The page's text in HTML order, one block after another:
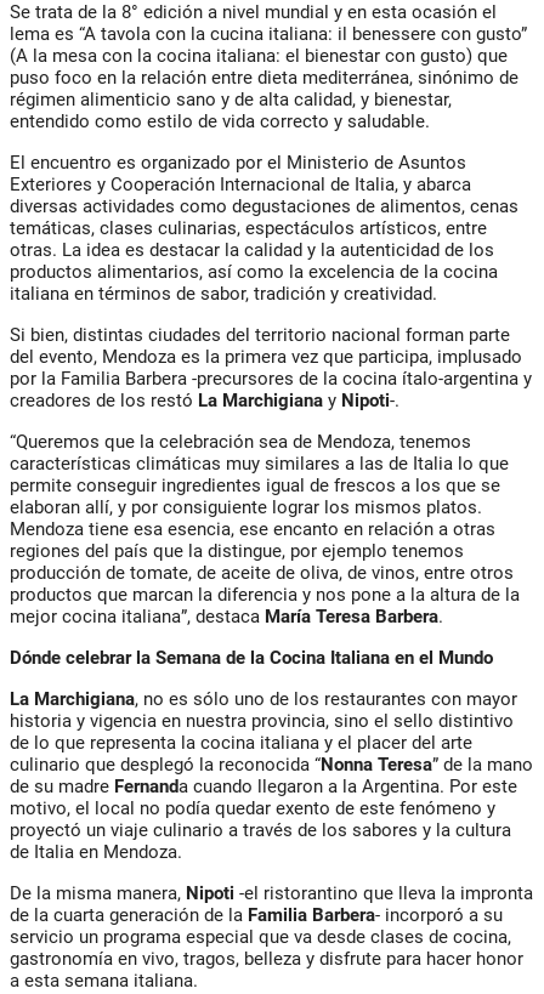
Se trata de la 8° edición a nivel mundial y en esta ocasión el
lema es “A tavola con la cucina italiana: il benessere con gusto”
(A la mesa con la cocina italiana: el bienestar con gusto) que
puso foco en la relación entre dieta mediterránea, sinónimo de
régimen alimenticio sano y de alta calidad, y bienestar,
entendido como estilo de vida correcto y saludable.
El encuentro es organizado por el Ministerio de Asuntos
Exteriores y Cooperación Internacional de Italia, y abarca
diversas actividades como degustaciones de alimentos, cenas
temáticas, clases culinarias, espectáculos artísticos, entre
otras. La idea es destacar la calidad y la autenticidad de los
productos alimentarios, así como la excelencia de la cocina
italiana en términos de sabor, tradición y creatividad.
Si bien, distintas ciudades del territorio nacional forman parte
del evento, Mendoza es la primera vez que participa, implusado
por la Familia Barbera -precursores de la cocina ítalo-argentina y
creadores de los restó La Marchigiana y Nipoti-.
“Queremos que la celebración sea de Mendoza, tenemos
características climáticas muy similares a las de Italia lo que
permite conseguir ingredientes igual de frescos a los que se
elaboran allí, y por consiguiente lograr los mismos platos.
Mendoza tiene esa esencia, ese encanto en relación a otras
regiones del país que la distingue, por ejemplo tenemos
producción de tomate, de aceite de oliva, de vinos, entre otros
productos que marcan la diferencia y nos pone a la altura de la
mejor cocina italiana”, destaca María Teresa Barbera.
Dónde celebrar la Semana de la Cocina Italiana en el Mundo
La Marchigiana, no es sólo uno de los restaurantes con mayor
historia y vigencia en nuestra provincia, sino el sello distintivo
de lo que representa la cocina italiana y el placer del arte
culinario que desplegó la reconocida “Nonna Teresa” de la mano
de su madre Fernanda cuando llegaron a la Argentina. Por este
motivo, el local no podía quedar exento de este fenómeno y
proyectó un viaje culinario a través de los sabores y la cultura
de Italia en Mendoza.
De la misma manera, Nipoti -el ristorantino que lleva la impronta
de la cuarta generación de la Familia Barbera- incorporó a su
servicio un programa especial que va desde clases de cocina,
gastronomía en vivo, tragos, belleza y disfrute para hacer honor
a esta semana italiana.